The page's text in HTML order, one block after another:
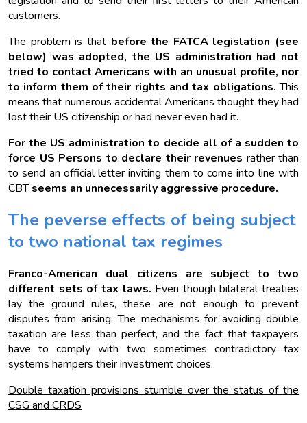
customers.
The problem is thatbefore the FATCA legislation (see
below) was adopted, the US administration had not
tried to contact Americans with an unusual profile, nor
to inform them of their rights and tax obligations. This
means that numerous accidental Americans thought they had
lost their US citizenship or had never even had it.
For the US administration to decide all of a sudden to
force US Persons to declare their revenues rather than
to send an official letter inviting them to come into line with
CBTseems an unnecessarily aggressive procedure.
The peverse effects of being subject
to two national tax regimes
Franco-American dual citizens are subject to two
different sets of tax laws. Even though bilateral treaties
lay the ground rules, these are not enough to prevent
disputes from arising. The mechanisms for avoiding double
taxation are less than perfect, and the fact that taxpayers
have to comply with two sometimes contradictory tax
systems hampers their investment choices.
Double taxation provisions stumble over the status of the
CSG and CRDS